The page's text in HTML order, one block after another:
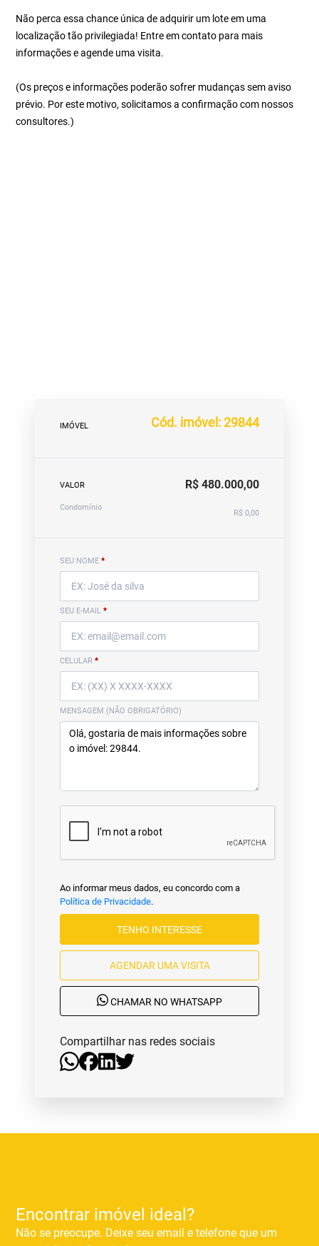
Não perca essa chance única de adquirir um lote em uma
localização tão privilegiada! Entre em contato para mais
informações e agende uma visita.
(Os preços e informações poderão sofrer mudanças sem aviso
prévio. Por este motivo, solicitamos a confirmação com nossos
consultores.)
IMÓVEL Cód. imóvel: 29844
VALOR R$ 480.000,00
Condomínio
R$ 0,00
SEU NOME *
SEU E-MAIL *
CELULAR *
MENSAGEM (NÃO OBRIGATÓRIO)
Ao informar meus dados, eu concordo com a
Política de Privacidade.
TENHO INTERESSE
AGENDAR UMA VISITA
CHAMAR NO WHATSAPP
Compartilhar nas redes sociais
Encontrar imóvel ideal?
Não se preocupe. Deixe seu email e telefone que um